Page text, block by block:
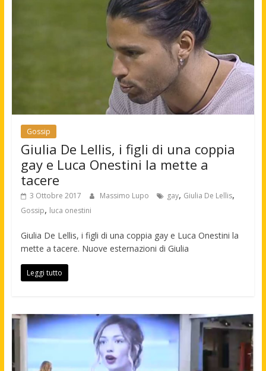
Gossip
Giulia De Lellis, i figli di una coppia
gay e Luca Onestini la mette a
tacere
3 Ottobre 2017 Massimo Lupo gay, Giulia De Lellis,
Gossip, luca onestini
Giulia De Lellis, i figli di una coppia gay e Luca Onestini la
mette a tacere. Nuove esternazioni di Giulia
Leggi tutto